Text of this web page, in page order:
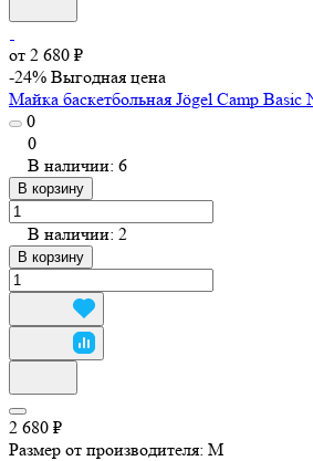
от 2 680 ₽
-24% Выгодная цена
Майка баскетбольная Jögel Camp Basic
0
0
В наличии: 6
В корзину
В наличии: 2
В корзину
2 680 ₽
Размер от производителя: M